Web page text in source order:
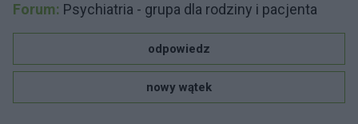
Forum: Psychiatria - grupa dla rodziny i pacjenta
odpowiedz
nowy wątek